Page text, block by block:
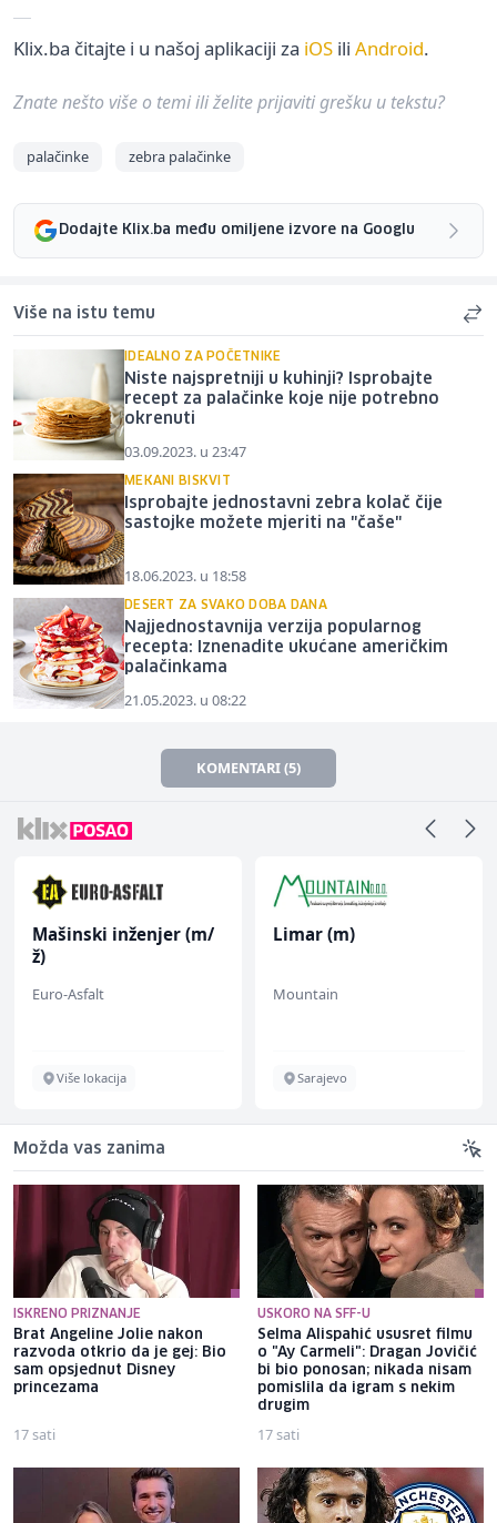
Klix.ba čitajte i u našoj aplikaciji za iOS ili Android.
Znate nešto više o temi ili želite prijaviti grešku u tekstu?
palačinke zebra palačinke
Dodajte Klix.ba među omiljene izvore na Googlu
Više na istu temu
IDEALNO ZA POČETNIKE
Niste najspretniji u kuhinji? Isprobajte
recept za palačinke koje nije potrebno
okrenuti
03.09.2023. u 23:47
MEKANI BISKVIT
Isprobajte jednostavni zebra kolač čije
sastojke možete mjeriti na "čaše"
18.06.2023. u 18:58
DESERT ZA SVAKO DOBA DANA
Najjednostavnija verzija popularnog
recepta: Iznenadite ukućane američkim
palačinkama
21.05.2023. u 08:22
KOMENTARI (5)
Mašinski inženjer (m/
ž)
Euro-Asfalt
Više lokacija
Limar (m)
Mountain
Sarajevo
Možda vas zanima
ISKRENO PRIZNANJE
Brat Angeline Jolie nakon
razvoda otkrio da je gej: Bio
sam opsjednut Disney
princezama
17 sati
USKORO NA SFF-U
Selma Alispahić ususret filmu
o "Ay Carmeli": Dragan Jovičić
bi bio ponosan; nikada nisam
pomislila da igram s nekim
drugim
17 sati